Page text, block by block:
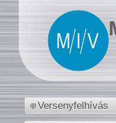
Versenyfelhívás